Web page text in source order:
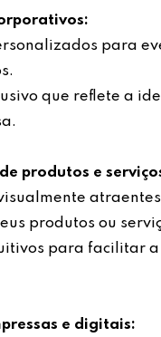
para
que reflete a
produtos e
produtos ou
para facilitar
e digitais: